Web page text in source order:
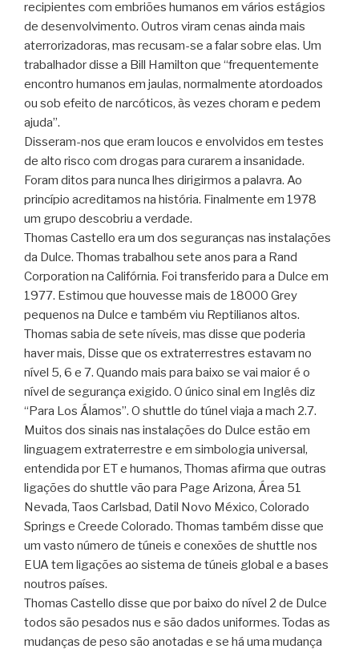
recipientes com embriões humanos em vários estágios
de desenvolvimento. Outros viram cenas ainda mais
aterrorizadoras, mas recusam-se a falar sobre elas. Um
trabalhador disse a Bill Hamilton que “frequentemente
encontro humanos em jaulas, normalmente atordoados
ou sob efeito de narcóticos, às vezes choram e pedem
ajuda”.
Disseram-nos que eram loucos e envolvidos em testes
de alto risco com drogas para curarem a insanidade.
Foram ditos para nunca lhes dirigirmos a palavra. Ao
princípio acreditamos na história. Finalmente em 1978
um grupo descobriu a verdade.
Thomas Castello era um dos seguranças nas instalações
da Dulce. Thomas trabalhou sete anos para a Rand
Corporation na Califórnia. Foi transferido para a Dulce em
1977. Estimou que houvesse mais de 18000 Grey
pequenos na Dulce e também viu Reptilianos altos.
Thomas sabia de sete níveis, mas disse que poderia
haver mais, Disse que os extraterrestres estavam no
nível 5, 6 e 7. Quando mais para baixo se vai maior é o
nível de segurança exigido. O único sinal em Inglês diz
“Para Los Álamos”. O shuttle do túnel viaja a mach 2.7.
Muitos dos sinais nas instalações do Dulce estão em
linguagem extraterrestre e em simbologia universal,
entendida por ET e humanos, Thomas afirma que outras
ligações do shuttle vão para Page Arizona, Área 51
Nevada, Taos Carlsbad, Datil Novo México, Colorado
Springs e Creede Colorado. Thomas também disse que
um vasto número de túneis e conexões de shuttle nos
EUA tem ligações ao sistema de túneis global e a bases
noutros países.
Thomas Castello disse que por baixo do nível 2 de Dulce
todos são pesados nus e são dados uniformes. Todas as
mudanças de peso são anotadas e se há uma mudança